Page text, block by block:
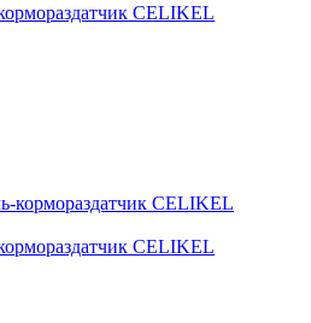
CELIKEL
CELIKEL